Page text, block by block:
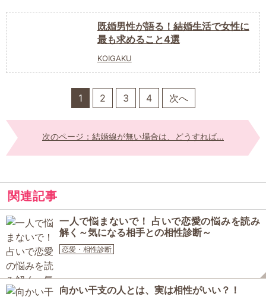
既婚男性が語る！結婚生活で女性に
最も求めること4選
KOIGAKU
1 2 3 4 次へ
次のページ：結婚線が無い場合は、どうすれば...
関連記事
一人で悩まないで！ 占いで恋愛の悩みを読み
解く～気になる相手との相性診断～
恋愛・相性診断
向かい干支の人とは、実は相性がいい？！